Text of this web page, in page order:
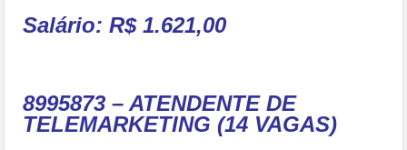
Salário: R$ 1.621,00
8995873 – ATENDENTE DE
TELEMARKETING (14 VAGAS)